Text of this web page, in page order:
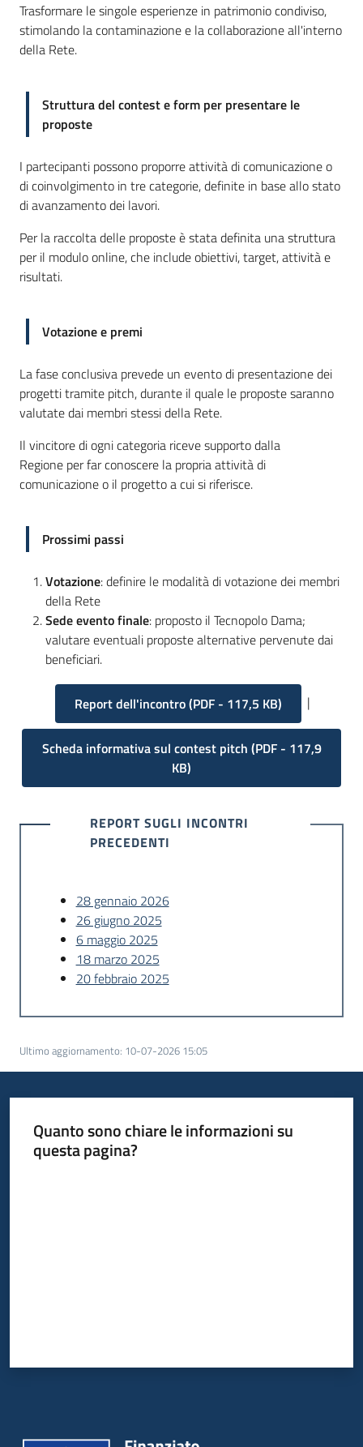
Trasformare le singole esperienze in patrimonio condiviso,
stimolando la contaminazione e la collaborazione all'interno
della Rete.
Struttura del contest e form per presentare le
proposte
I partecipanti possono proporre attività di comunicazione o
di coinvolgimento in tre categorie, definite in base allo stato
di avanzamento dei lavori.
Per la raccolta delle proposte è stata definita una struttura
per il modulo online, che include obiettivi, target, attività e
risultati.
Votazione e premi
La fase conclusiva prevede un evento di presentazione dei
progetti tramite pitch, durante il quale le proposte saranno
valutate dai membri stessi della Rete.
Il vincitore di ogni categoria riceve supporto dalla
Regione per far conoscere la propria attività di
comunicazione o il progetto a cui si riferisce.
Prossimi passi
Votazione: definire le modalità di votazione dei membri
della Rete
Sede evento finale: proposto il Tecnopolo Dama;
valutare eventuali proposte alternative pervenute dai
beneficiari.
Report dell'incontro(PDF - 117,5 KB) |
Scheda informativa sul contest pitch (PDF- 117,9
KB)
REPORT SUGLI INCONTRI
PRECEDENTI
28 gennaio 2026
26 giugno 2025
6 maggio 2025
18 marzo 2025
20 febbraio 2025
Ultimo aggiornamento: 10-07-2026 15:05
Quanto sono chiare le informazioni su
questa pagina?